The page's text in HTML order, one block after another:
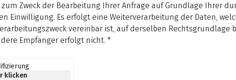
zum Zweck der Bearbeitung Ihrer Anfrage auf Grundlage Ihrer
Einwilligung. Es erfolgt eine Weiterverarbeitung der Daten,
vereinbar ist, auf derselben Rechtsgrundlage
Empfänger erfolgt nicht. *
klicken